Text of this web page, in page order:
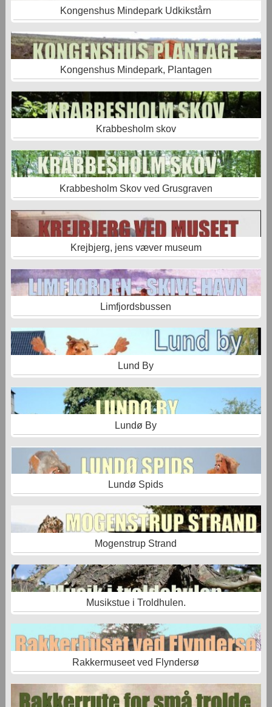
Kongenshus Mindepark Udkikstårn
Kongenshus Mindepark, Plantagen
Krabbesholm skov
Krabbesholm Skov ved Grusgraven
Krejbjerg, jens væver museum
Limfjordsbussen
Lund By
Lundø By
Lundø Spids
Mogenstrup Strand
Musikstue i Troldhulen.
Rakkermuseet ved Flyndersø